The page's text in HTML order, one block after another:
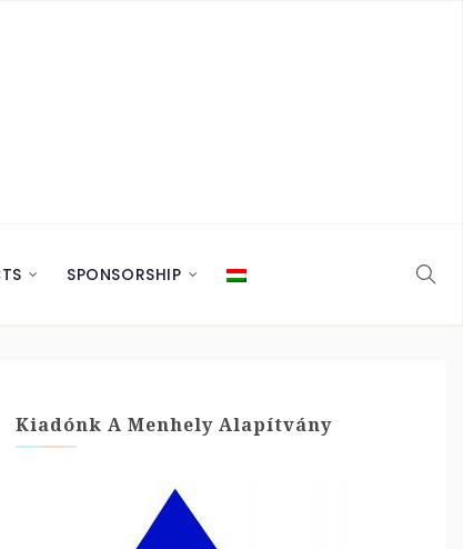
SPONSORSHIP
Kiadónk A Menhely Alapítvány